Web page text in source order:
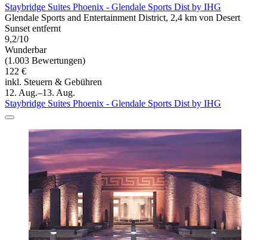
Staybridge Suites Phoenix - Glendale Sports Dist by IHG
Glendale Sports and Entertainment District, 2,4 km von Desert
Sunset entfernt
9,2/10
Wunderbar
(1.003 Bewertungen)
122 €
inkl. Steuern & Gebühren
12. Aug.–13. Aug.
Staybridge Suites Phoenix - Glendale Sports Dist by IHG